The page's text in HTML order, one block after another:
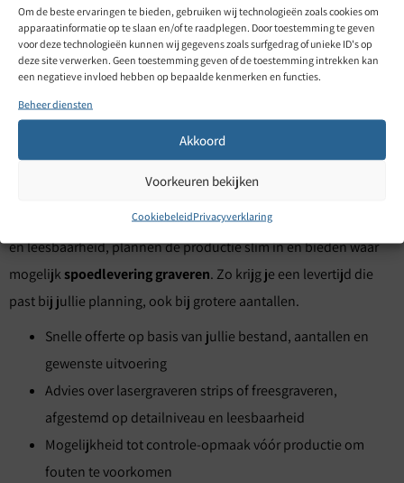
Om de beste ervaringen te bieden, gebruiken wij technologieën zoals cookies om
apparaatinformatie op te slaan en/of te raadplegen. Door toestemming te geven
voor deze technologieën kunnen wij gegevens zoals surfgedrag of unieke ID's op
deze site verwerken. Geen toestemming geven of de toestemming intrekken kan
een negatieve invloed hebben op bepaalde kenmerken en functies.
Beheer diensten
Akkoord
Voorkeuren bekijken
CookiebeleidPrivacyverklaring
Hoe Gravure85 helpt met snelle
levering van gegraveerde
datacommunicatiestrips
We helpen je om gegraveerde datacommunicatiestrips snel en
foutarm te bestellen door het proces strak te houden, van
offerte tot verzending. We denken mee over materiaal, contrast
en leesbaarheid, plannen de productie slim in en bieden waar
mogelijkspoedlevering graveren. Zo krijg je een levertijd die
past bij jullie planning, ook bij grotere aantallen.
Snelle offerte op basis van jullie bestand, aantallen en
gewenste uitvoering
Advies over lasergraveren strips of freesgraveren,
afgestemd op detailniveau en leesbaarheid
Mogelijkheid tot controle-opmaak vóór productie om
fouten te voorkomen